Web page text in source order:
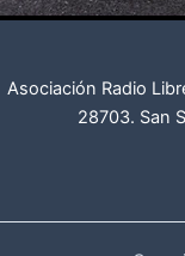
Asociación Radio
28703. San